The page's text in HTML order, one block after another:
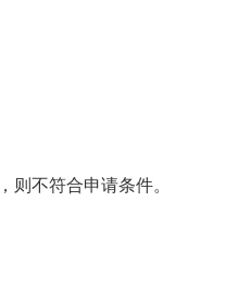
则不符合申请条件。